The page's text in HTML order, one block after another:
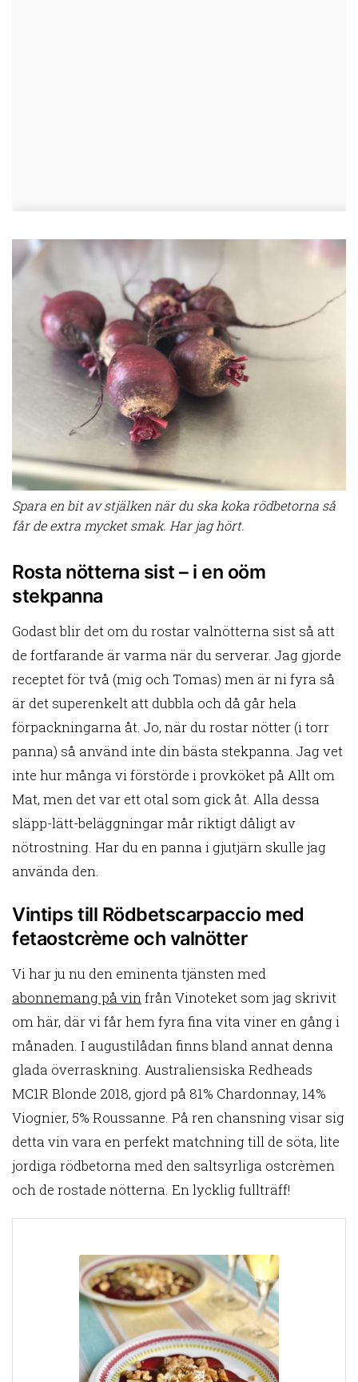
Spara en bit av stjälken när du ska koka rödbetorna så
får de extra mycket smak. Har jag hört.
Rosta nötterna sist – i en oöm
stekpanna
Godast blir det om du rostar valnötterna sist så att
de fortfarande är varma när du serverar. Jag gjorde
receptet för två (mig och Tomas) men är ni fyra så
är det superenkelt att dubbla och då går hela
förpackningarna åt. Jo, när du rostar nötter (i torr
panna) så använd inte din bästa stekpanna. Jag vet
inte hur många vi förstörde i provköket på Allt om
Mat, men det var ett otal som gick åt. Alla dessa
släpp-lätt-beläggningar mår riktigt dåligt av
nötrostning. Har du en panna i gjutjärn skulle jag
använda den.
Vintips till Rödbetscarpaccio med
fetaostcrème och valnötter
Vi har ju nu den eminenta tjänsten med
abonnemang på vinfrån Vinoteket som jag skrivit
om här, där vi får hem fyra fina vita viner en gång i
månaden. I augustilådan finns bland annat denna
glada överraskning. Australiensiska Redheads
MC1R Blonde 2018, gjord på 81% Chardonnay, 14%
Viognier, 5% Roussanne. På ren chansning visar sig
detta vin vara en perfekt matchning till de söta, lite
jordiga rödbetorna med den saltsyrliga ostcrèmen
och de rostade nötterna. En lycklig fullträff!